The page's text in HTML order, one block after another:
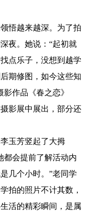
悟越来越深。为了拍
夜。她说：“起初就
点乐子，没想到越学
期修图，如今这些知
作品《春之恋》
影展中展出，部分还
玉芳竖起了大拇
都会提前了解活动内
几个小时。”老同学
拍的照片不计其数，
活的精彩瞬间，是属